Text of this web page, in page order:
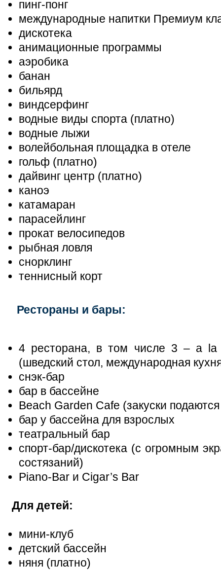
пинг-понг
международные напитки Премиум
дискотека
анимационные программы
аэробика
банан
бильярд
виндсерфинг
водные виды спорта (платно)
водные лыжи
волейбольная площадка в отеле
гольф (платно)
дайвинг центр (платно)
каноэ
катамаран
парасейлинг
прокат велосипедов
рыбная ловля
снорклинг
теннисный корт
Рестораны и бары:
4 ресторана, в том числе 3 – a la
(шведский стол, международная
снэк-бар
бар в бассейне
Beach Garden Cafe (закуски
бар у бассейна для взрослых
театральный бар
спорт-бар/дискотека (с огромным
состязаний)
Piano-Bar и Cigar’s Bar
Для детей:
мини-клуб
детский бассейн
няня (платно)